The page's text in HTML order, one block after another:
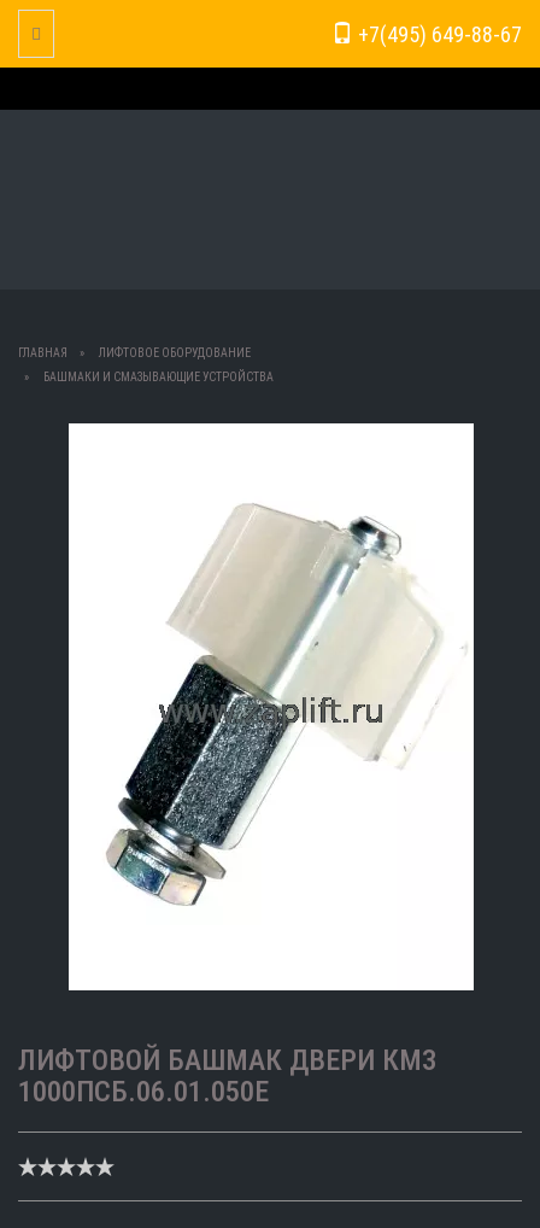
+7(495) 649-88-67
Toggle Navigation
ГЛАВНАЯ
ЛИФТОВОЕ ОБОРУДОВАНИЕ
БАШМАКИ И СМАЗЫВАЮЩИЕ УСТРОЙСТВА
ЛИФТОВОЙ БАШМАК ДВЕРИ КМЗ
1000ПСБ.06.01.050Е